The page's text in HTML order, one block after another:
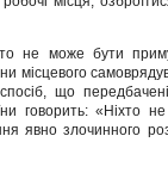
не може бути
що
говорить: «Ніхто
явно злочинного